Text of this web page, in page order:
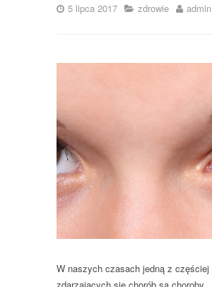
5 lipca 2017 zdrowie admin
W naszych czasach jedną z częściej